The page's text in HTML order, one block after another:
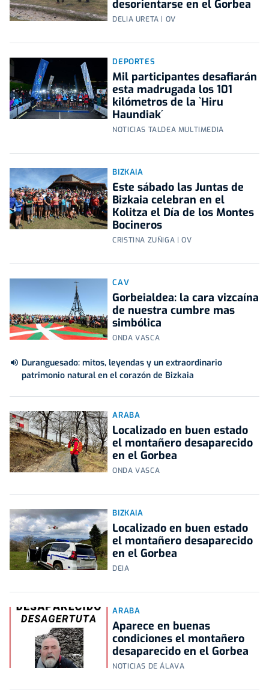
desorientarse en el Gorbea
DELIA URETA | OV
DEPORTES
Mil participantes desafiarán
esta madrugada los 101
kilómetros de la `Hiru
Haundiak´
NOTICIAS TALDEA MULTIMEDIA
BIZKAIA
Este sábado las Juntas de
Bizkaia celebran en el
Kolitza el Día de los Montes
Bocineros
CRISTINA ZUÑIGA | OV
CAV
Gorbeialdea: la cara vizcaína
de nuestra cumbre mas
simbólica
ONDA VASCA
Duranguesado: mitos, leyendas y un extraordinario
patrimonio natural en el corazón de Bizkaia
ARABA
Localizado en buen estado
el montañero desaparecido
en el Gorbea
ONDA VASCA
BIZKAIA
Localizado en buen estado
el montañero desaparecido
en el Gorbea
DEIA
ARABA
Aparece en buenas
condiciones el montañero
desaparecido en el Gorbea
NOTICIAS DE ÁLAVA